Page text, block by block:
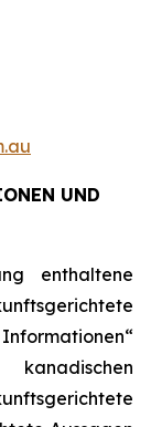
UND
enthaltene